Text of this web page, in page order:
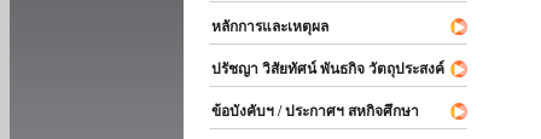
หลักการและเหตุผล
ปรัชญา วิสัยทัศน์ พันธกิจ วัตถุประสงค์
ข้อบังคับฯ / ประกาศฯ สหกิจศึกษา